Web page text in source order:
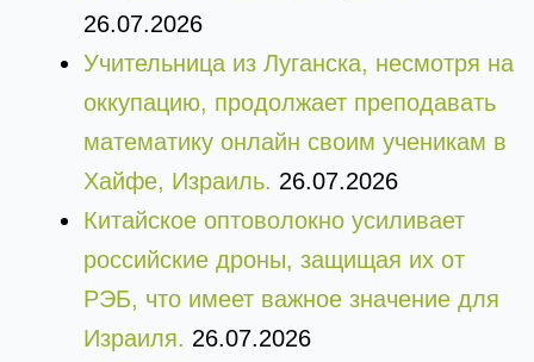
26.07.2026
Учительница из Луганска, несмотря на
оккупацию, продолжает преподавать
математику онлайн своим ученикам в
Хайфе, Израиль. 26.07.2026
Китайское оптоволокно усиливает
российские дроны, защищая их от
РЭБ, что имеет важное значение для
Израиля. 26.07.2026